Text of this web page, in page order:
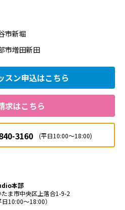
市新堀
市増田新田
スン申込はこちら
求はこちら
3160 (平日10:00～18:00)
本部
ま市中央区上落合1-9-2
10:00～18:00）